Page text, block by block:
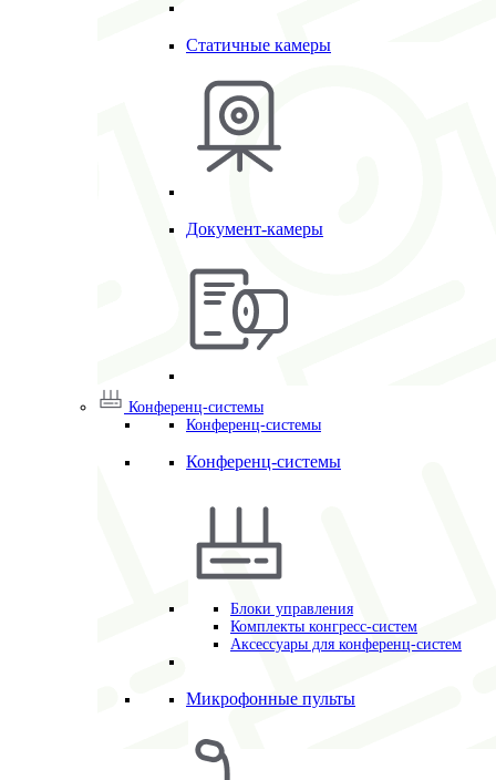
Статичные камеры
Документ-камеры
Конференц-системы
Конференц-системы
Конференц-системы
Блоки управления
Комплекты конгресс-систем
Аксессуары для конференц-систем
Микрофонные пульты